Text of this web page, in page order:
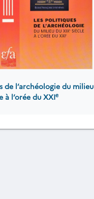
de l’archéologie du milieu
à l’orée du XXIe